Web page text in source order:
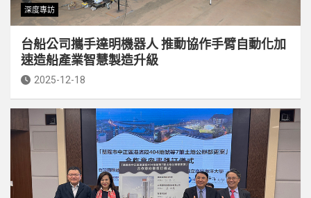
深度專訪
台船公司攜手達明機器人 推動協作手臂自動化加
速造船產業智慧製造升級
2025-12-18